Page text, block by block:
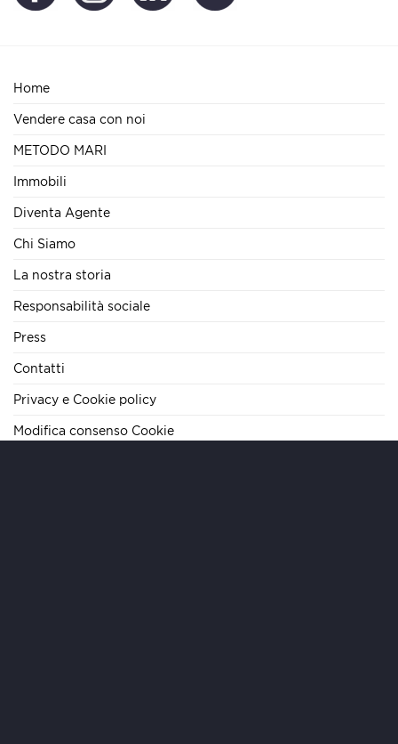
Home
Vendere casa con noi
METODO MARI
Immobili
Diventa Agente
Chi Siamo
La nostra storia
Responsabilità sociale
Press
Contatti
Privacy e Cookie policy
Modifica consenso Cookie